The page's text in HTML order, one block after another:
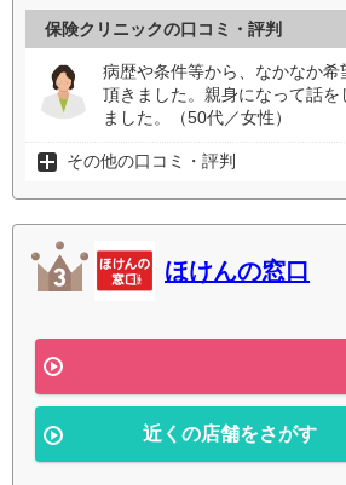
保険クリニックの口コミ・評判
病歴や条件等から、なかなか
頂きました。親身になって話
ました。（50代／女性）
その他の口コミ・評判
ほけんの窓口
近くの店舗をさがす